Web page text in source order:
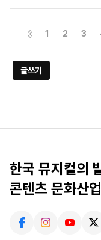
1 2 3
글쓰기
한국 뮤지컬의
콘텐츠 문화산